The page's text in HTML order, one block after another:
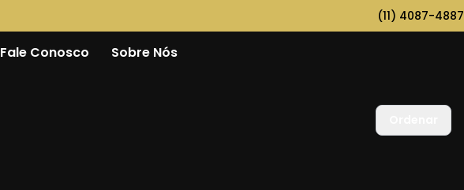
(11) 4087-4887
Fale Conosco Sobre Nós